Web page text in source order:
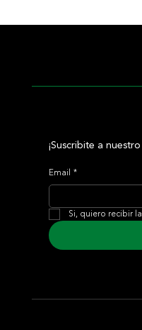
¡Suscribite a
Email *
Si, quiero recibir